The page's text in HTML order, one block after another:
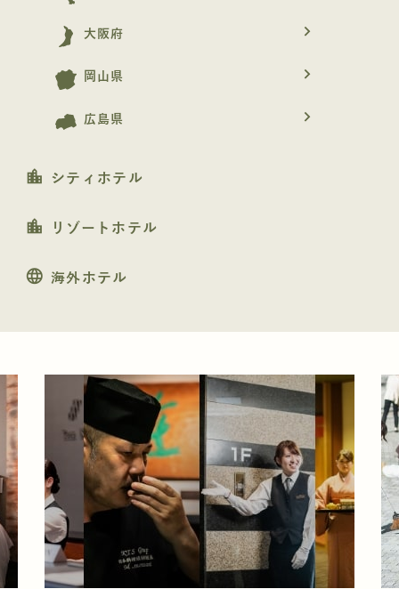
大阪府 navigate_next
岡山県 navigate_next
広島県 navigate_next
location_city シティホテル
location_city リゾートホテル
language 海外ホテル